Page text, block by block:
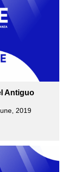
Antiguo
2019